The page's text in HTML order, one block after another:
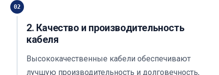
02
2. Качество и производительность
кабеля
Высококачественные кабели обеспечивают
лучшую производительность и долговечность,